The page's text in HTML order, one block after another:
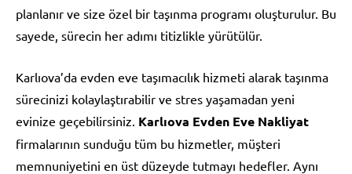
planlanır ve size özel bir taşınma programı oluşturulur. Bu
sayede, sürecin her adımı titizlikle yürütülür.
Karlıova’da evden eve taşımacılık hizmeti alarak taşınma
sürecinizi kolaylaştırabilir ve stres yaşamadan yeni
evinize geçebilirsiniz. Karlıova Evden Eve Nakliyat
firmalarının sunduğu tüm bu hizmetler, müşteri
memnuniyetini en üst düzeyde tutmayı hedefler. Aynı